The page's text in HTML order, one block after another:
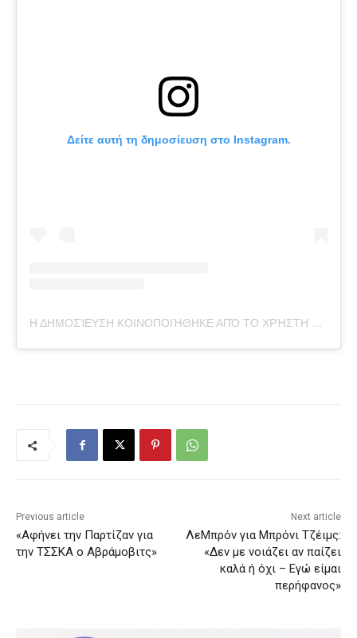
Δείτε αυτή τη δημοσίευση στο Instagram.
Η ΔΗΜΟΣΊΕΥΣΗ ΚΟΙΝΟΠΟΙΉΘΗΚΕ ΑΠΌ ΤΟ ΧΡΉΣΤΗ LIFT SPORTS MANAGEMENT (@LIFTSPORTSMANAGEMENT)
Previous article
«Αφήνει την Παρτίζαν για
την ΤΣΣΚΑ ο Αβράμοβιτς»
Next article
ΛεΜπρόν για Μπρόνι Τζέιμς:
«Δεν με νοιάζει αν παίζει
καλά ή όχι – Εγώ είμαι
περήφανος»